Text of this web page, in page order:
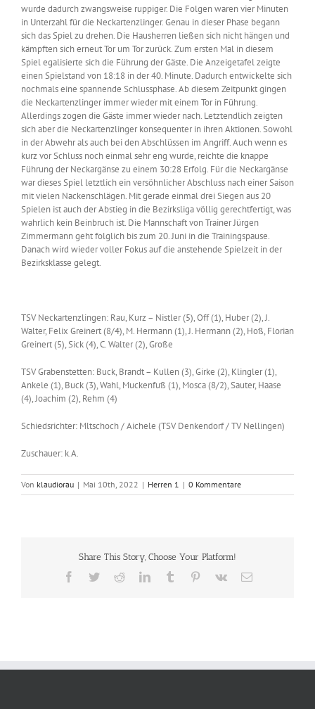
wurde dadurch zwangsweise ruppiger. Die Folgen waren vier Minuten
in Unterzahl für die Neckartenzlinger. Genau in dieser Phase begann
sich das Spiel zu drehen. Die Hausherren ließen sich nicht hängen und
kämpften sich erneut Tor um Tor zurück. Zum ersten Mal in diesem
Spiel egalisierte sich die Führung der Gäste. Die Anzeigetafel zeigte
einen Spielstand von 18:18 in der 40. Minute. Dadurch entwickelte sich
nochmals eine spannende Schlussphase. Ab diesem Zeitpunkt gingen
die Neckartenzlinger immer wieder mit einem Tor in Führung.
Allerdings zogen die Gäste immer wieder nach. Letztendlich zeigten
sich aber die Neckartenzlinger konsequenter in ihren Aktionen. Sowohl
in der Abwehr als auch bei den Abschlüssen im Angriff. Auch wenn es
kurz vor Schluss noch einmal sehr eng wurde, reichte die knappe
Führung der Neckargänse zu einem 30:28 Erfolg. Für die Neckargänse
war dieses Spiel letztlich ein versöhnlicher Abschluss nach einer Saison
mit vielen Nackenschlägen. Mit gerade einmal drei Siegen aus 20
Spielen ist auch der Abstieg in die Bezirksliga völlig gerechtfertigt, was
wahrlich kein Beinbruch ist. Die Mannschaft von Trainer Jürgen
Zimmermann geht folglich bis zum 20. Juni in die Trainingspause.
Danach wird wieder voller Fokus auf die anstehende Spielzeit in der
Bezirksklasse gelegt.
TSV Neckartenzlingen: Rau, Kurz – Nistler (5), Off (1), Huber (2), J.
Walter, Felix Greinert (8/4), M. Hermann (1), J. Hermann (2), Hoß, Florian
Greinert (5), Sick (4), C. Walter (2), Große
TSV Grabenstetten: Buck, Brandt – Kullen (3), Girke (2), Klingler (1),
Ankele (1), Buck (3), Wahl, Muckenfuß (1), Mosca (8/2), Sauter, Haase
(4), Joachim (2), Rehm (4)
Schiedsrichter: Mltschoch / Aichele (TSV Denkendorf / TV Nellingen)
Zuschauer: k.A.
Von klaudiorau | Mai 10th, 2022 | Herren 1 | 0 Kommentare
Share This Story, Choose Your Platform!
Facebook
TwitterRedditLinkedInTumblr Pinterest
Vk
E-